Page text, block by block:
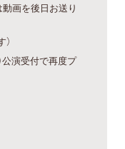
画を後日お送り
公演受付で再度プ